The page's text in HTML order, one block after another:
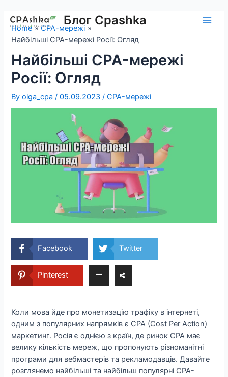
content
Блог Cpashka
Home
CPA-мережі
Найбільші CPA-мережі Росії: Огляд
Найбільші CPA-мережі
Росії: Огляд
Byolga_cpa/05.09.2023/CPA-мережі
Facebook Twitter
Pinterest
Коли мова йде про монетизацію трафіку в інтернеті,
одним з популярних напрямків є CPA (Cost Per Action)
маркетинг. Росія є однією з країн, де ринок CPA має
велику кількість мереж, що пропонують різноманітні
програми для вебмастерів та рекламодавців. Давайте
розглянемо найбільші та найбільш популярні CPA-